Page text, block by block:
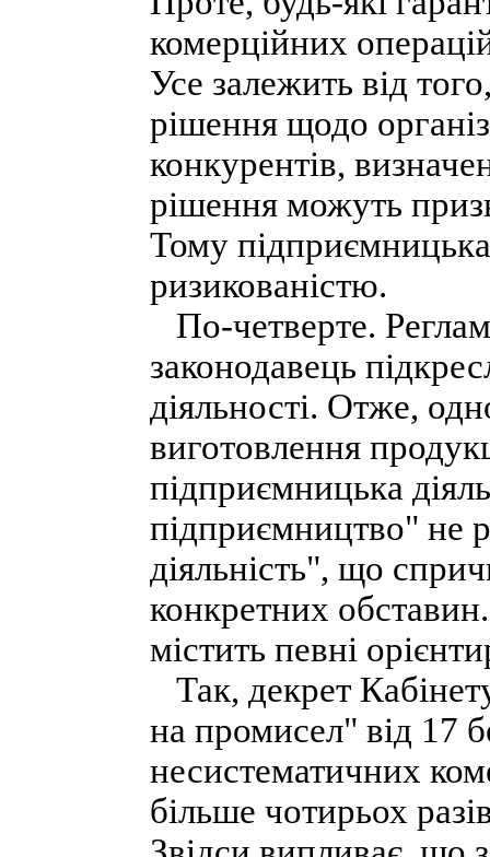
комерційних
Усе залежить від
рішення щодо
конкурентів,
рішення можуть
Тому підприємницька
ризикованістю.
По-четверте.
законодавець
діяльності. Отже,
виготовлення
підприємницька
підприємництво" не
діяльність", що
конкретних
містить певні
Так, декрет
на промисел" від 17
несистематичних
більше чотирьох